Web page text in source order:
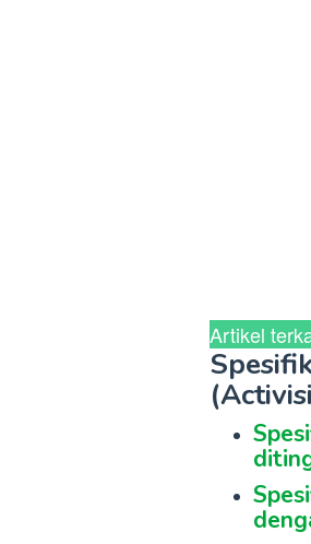
Artikel